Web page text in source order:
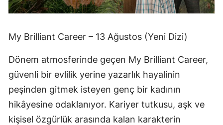
My Brilliant Career – 13 Ağustos (Yeni Dizi)
Dönem atmosferinde geçen My Brilliant Career,
güvenli bir evlilik yerine yazarlık hayalinin
peşinden gitmek isteyen genç bir kadının
hikâyesine odaklanıyor. Kariyer tutkusu, aşk ve
kişisel özgürlük arasında kalan karakterin